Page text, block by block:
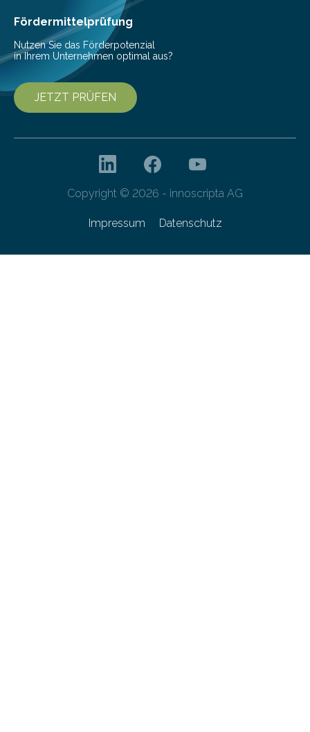
bis 16:00 Uhr, ein virtuelles Partnering Event zum
Forschungsprogramm „Datenrekonstruktion…
Fördermittelprüfung
Nutzen Sie das Förderpotenzial
in Ihrem Unternehmen optimal aus?
JETZT PRÜFEN
Copyright © 2026 - innoscripta AG
Impressum Datenschutz